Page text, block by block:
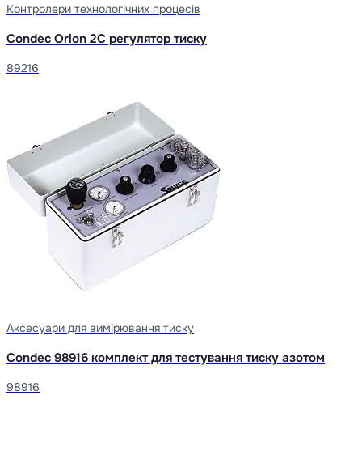
Контролери технологічних процесів
Condec Orion 2C регулятор тиску
89216
Аксесуари для вимірювання тиску
Condec 98916 комплект для тестування тиску азотом
98916